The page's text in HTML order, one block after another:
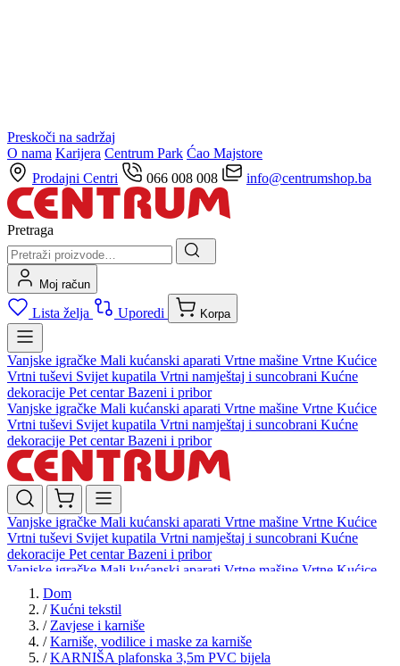
Preskoči na sadržaj
O nama Karijera Centrum Park Ćao Majstore
Prodajni Centri
066 008 008 info@centrumshop.ba
Pretraga
Moj račun
Lista želja Uporedi Korpa
Vanjske igračke Mali kućanski aparati Vrtne mašine Vrtne Kućice
Vrtni tuševi Svijet kupatila Vrtni namještaj i suncobrani Kućne
dekoracije Pet centarBazeni i pribor
Vanjske igračke Mali kućanski aparati Vrtne mašine Vrtne Kućice
Vrtni tuševi Svijet kupatila Vrtni namještaj i suncobrani Kućne
dekoracije Pet centarBazeni i pribor
Vanjske igračke Mali kućanski aparati Vrtne mašine Vrtne Kućice
Vrtni tuševi Svijet kupatila Vrtni namještaj i suncobrani Kućne
dekoracije Pet centarBazeni i pribor
Vanjske igračke Mali kućanski aparati Vrtne mašine Vrtne Kućice
Vrtni tuševi
dekoracijePet centar
Dom
/ Kućni tekstil
/ Zavjese i karniše
/ Karniše, vodilice i maske za karniše
/ KARNIŠA plafonska 3,5m PVC bijela